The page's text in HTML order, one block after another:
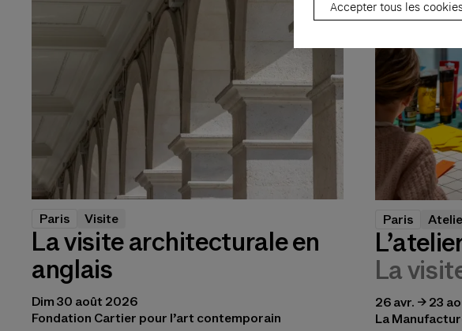
Paris Visite
La visite architecturale en
anglais
Dim 30 août 2026
Fondation Cartier pour l’art contemporain
Paris
La
26 avr. → 23
La
Accepter tous les